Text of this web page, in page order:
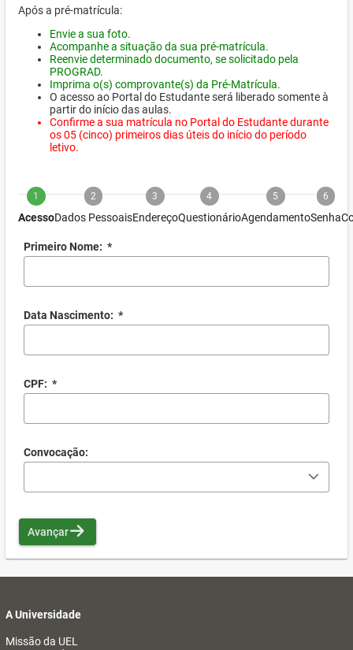
Após a pré-matrícula:
Envie a sua foto.
Acompanhe a situação da sua pré-matrícula.
Reenvie determinado documento, se solicitado pela
PROGRAD.
Imprima o(s) comprovante(s) da Pré-Matrícula.
O acesso ao Portal do Estudante será liberado somente à
partir do início das aulas.
Confirme a sua matrícula no Portal do Estudante durante
os 05 (cinco) primeiros dias úteis do início do período
letivo.
1
Acesso
2
Dados Pessoais
3
Endereço
4
Questionário
5
Agendamento
6
Senha
Primeiro Nome: *
Data Nascimento: *
CPF: *
Convocação:
Avançar
A Universidade
Missão da UEL